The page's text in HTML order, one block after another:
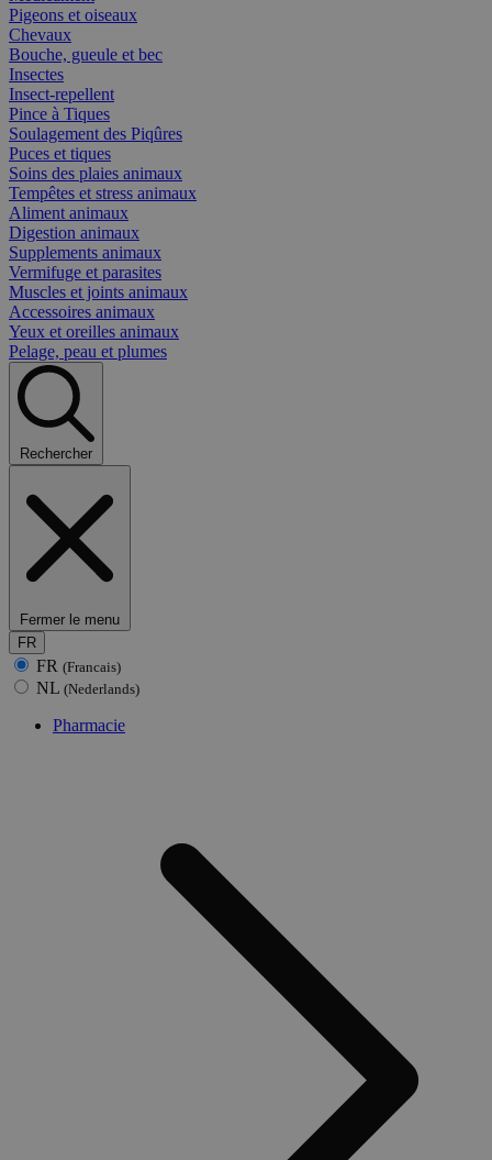
Pigeons et oiseaux
Chevaux
Bouche, gueule et bec
Insectes
Insect-repellent
Pince à Tiques
Soulagement des Piqûres
Puces et tiques
Soins des plaies animaux
Tempêtes et stress animaux
Aliment animaux
Digestion animaux
Supplements animaux
Vermifuge et parasites
Muscles et joints animaux
Accessoires animaux
Yeux et oreilles animaux
Pelage, peau et plumes
Rechercher
Fermer le menu
FR
FR (Francais)
NL (Nederlands)
Pharmacie